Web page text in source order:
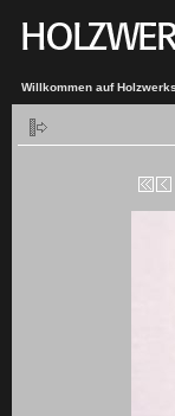
Willkommen auf